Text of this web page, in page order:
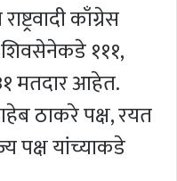
काँग्रेस
शिवसेनेकडे १११,
मतदार आहेत.
ठाकरे पक्ष, रयत
पक्ष यांच्याकडे